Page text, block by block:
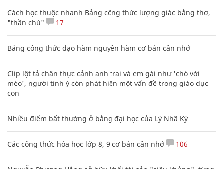
Cách học thuộc nhanh Bảng công thức lượng giác bằng thơ,
"thần chú"
17
Bảng công thức đạo hàm nguyên hàm cơ bản cần nhớ
Clip lột tả chân thực cảnh anh trai và em gái như 'chó với
mèo', người tinh ý còn phát hiện một vấn đề trong giáo dục
con
Nhiều điểm bất thường ở bằng đại học của Lý Nhã Kỳ
Các công thức hóa học lớp 8, 9 cơ bản cần nhớ 106